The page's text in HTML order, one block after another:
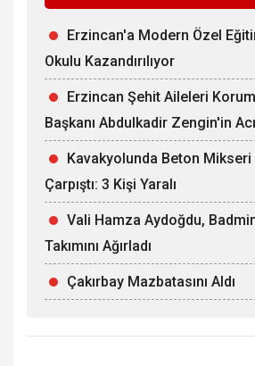
Erzincan'a Modern Özel
Okulu Kazandırılıyor
Erzincan Şehit Aileleri
Başkanı Abdulkadir Zengin'in
Kavakyolunda Beton
Çarpıştı: 3 Kişi Yaralı
Vali Hamza Aydoğdu,
Takımını Ağırladı
Çakırbay Mazbatasını Aldı